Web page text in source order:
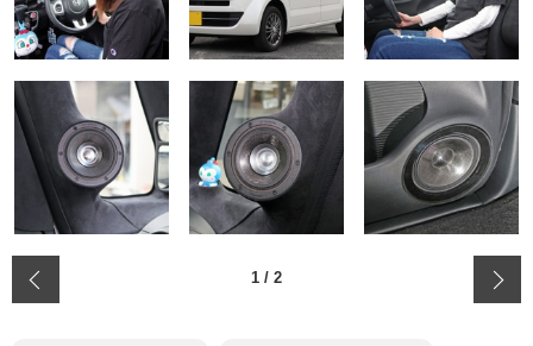
1 / 2